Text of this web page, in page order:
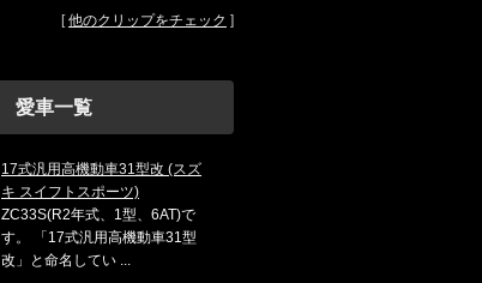
[他のクリップをチェック ]
愛車一覧
17式汎用高機動車31型改 (スズ
キ スイフトスポーツ)
ZC33S(R2年式、1型、6AT)で
す。 「17式汎用高機動車31型
改」と命名してい ...